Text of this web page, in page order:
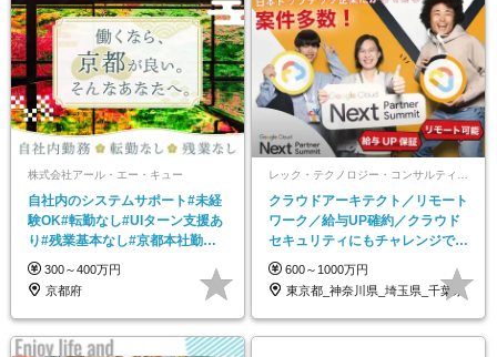
株式会社アール・エー・キュー
自社内のシステムサポート#未経
験OK#転勤なし#UIターン支援あ
り#残業基本なし#京都本社勤務
#AIも活用中
300～400万円
京都府
クラウドアーキテクト／リモート
ワーク／給与UP確約／クラウド
セキュリティにもチャレンジでき
る／年休125日
600～1000万円
東京都_神奈川県_埼玉県_千葉県